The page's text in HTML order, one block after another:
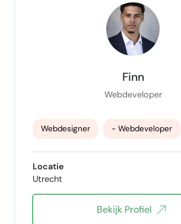
Finn
Webdeveloper
Webdesigner - Webdeveloper
Locatie
Utrecht
Bekijk Profiel